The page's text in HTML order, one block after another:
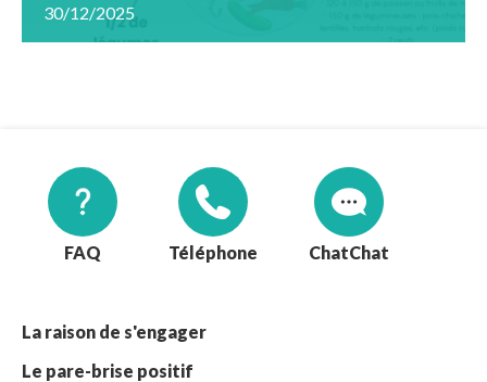
30/12/2025
FAQ Téléphone Chat
La raison de s'engager
Le pare-brise positif